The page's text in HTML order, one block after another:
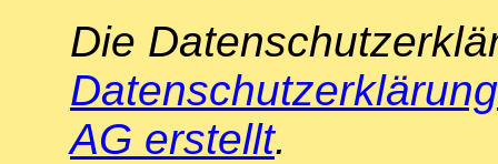
Die
AG erstellt.